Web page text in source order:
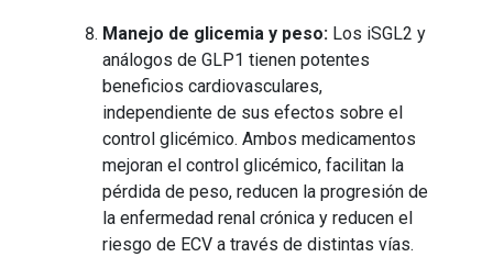
Manejo de glicemia y peso: Los iSGL2 y
análogos de GLP1 tienen potentes
beneficios cardiovasculares,
independiente de sus efectos sobre el
control glicémico. Ambos medicamentos
mejoran el control glicémico, facilitan la
pérdida de peso, reducen la progresión de
la enfermedad renal crónica y reducen el
riesgo de ECV a través de distintas vías.